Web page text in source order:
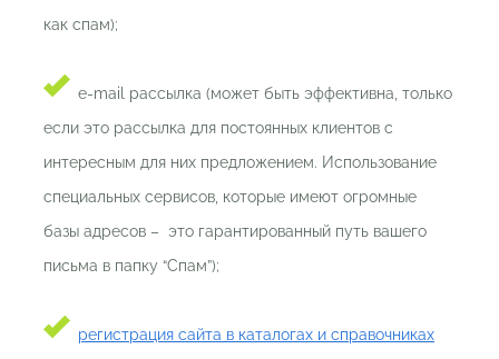
как спам);
e-mail рассылка (может быть эффективна, только
если это рассылка для постоянных клиентов с
интересным для них предложением. Использование
специальных сервисов, которые имеют огромные
базы адресов – это гарантированный путь вашего
письма в папку “Спам”);
регистрация сайта в каталогах и справочниках